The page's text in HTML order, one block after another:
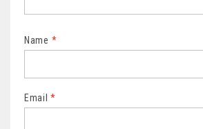
Name *
Email*